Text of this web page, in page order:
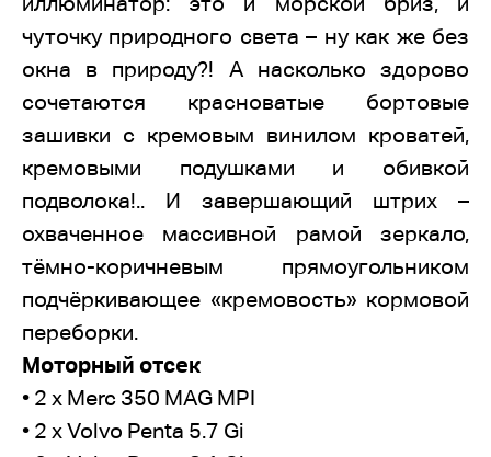
чуточку природного света – ну как же без
окна в природу?! А насколько здорово
сочетаются красноватые бортовые
зашивки с кремовым винилом кроватей,
кремовыми подушками и обивкой
подволока!.. И завершающий штрих –
охваченное массивной рамой зеркало,
тёмно-коричневым прямоугольником
подчёркивающее «кремовость» кормовой
переборки.
Моторный отсек
• 2 x Merc 350 MAG MPI
• 2 x Volvo Penta 5.7 Gi